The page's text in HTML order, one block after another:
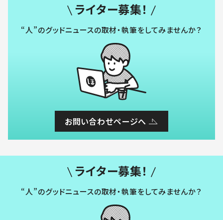
ライター募集！
“人”のグッドニュースの取材・執筆をしてみませんか？
お問い合わせページへ
ライター募集！
“人”のグッドニュースの取材・執筆をしてみませんか？